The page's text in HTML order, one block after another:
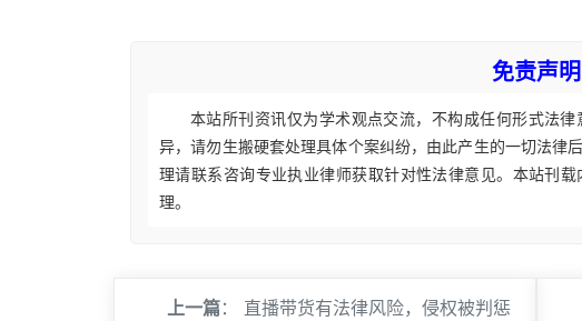
免责声明
本站所刊资讯仅为学术观点交流，不构成任何形式法
异，请勿生搬硬套处理具体个案纠纷，由此产生的一切法律
理请联系咨询专业执业律师获取针对性法律意见。本站刊
理。
上一篇： 直播带货有法律风险，侵权被判惩